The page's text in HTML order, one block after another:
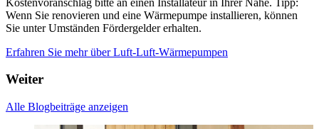
Wenn Sie renovieren und eine Wärmepumpe installieren, können
Sie unter Umständen Fördergelder erhalten.
Erfahren Sie mehr über Luft-Luft-Wärmepumpen
Weiter
Alle Blogbeiträge anzeigen